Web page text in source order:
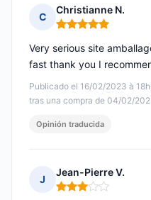
C
Christianne N.
Nota: 5 de 5
Publicado el 16/02/2023 à
tras una compra de 04/02/
Very serious site
fast thank you I
Opinión traducida
J
Jean-Pierre V.
Nota: 3 de 5